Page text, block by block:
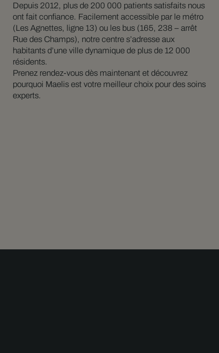
Depuis 2012, plus de 200 000 patients satisfaits nous
ont fait confiance. Facilement accessible par le métro
(Les Agnettes, ligne 13) ou les bus (165, 238 – arrêt
Rue des Champs), notre centre s’adresse aux
habitants d’une ville dynamique de plus de 12 000
résidents.
Prenez rendez-vous dès maintenant et découvrez
pourquoi Maelis est votre meilleur choix pour des soins
experts.